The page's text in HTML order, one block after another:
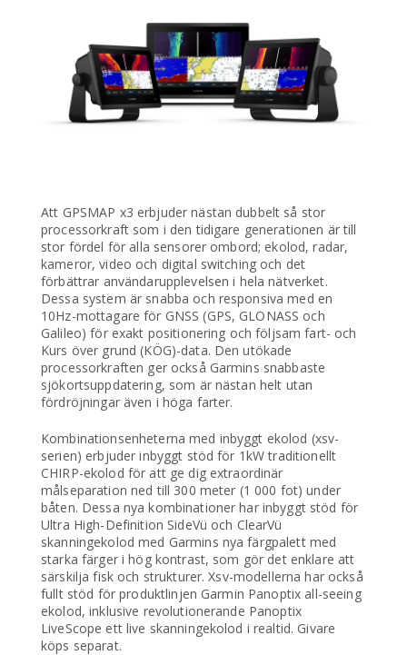
Att GPSMAP x3 erbjuder nästan dubbelt så stor
processorkraft som i den tidigare generationen är till
stor fördel för alla sensorer ombord; ekolod, radar,
kameror, video och digital switching och det
förbättrar användarupplevelsen i hela nätverket.
Dessa system är snabba och responsiva med en
10Hz-mottagare för GNSS (GPS, GLONASS och
Galileo) för exakt positionering och följsam fart- och
Kurs över grund (KÖG)-data. Den utökade
processorkraften ger också Garmins snabbaste
sjökortsuppdatering, som är nästan helt utan
fördröjningar även i höga farter.
Kombinationsenheterna med inbyggt ekolod (xsv-
serien) erbjuder inbyggt stöd för 1kW traditionellt
CHIRP-ekolod för att ge dig extraordinär
målseparation ned till 300 meter (1 000 fot) under
båten. Dessa nya kombinationer har inbyggt stöd för
Ultra High-Definition SideVü och ClearVü
skanningekolod med Garmins nya färgpalett med
starka färger i hög kontrast, som gör det enklare att
särskilja fisk och strukturer. Xsv-modellerna har också
fullt stöd för produktlinjen Garmin Panoptix all-seeing
ekolod, inklusive revolutionerande Panoptix
LiveScope ett live skanningekolod i realtid. Givare
köps separat.